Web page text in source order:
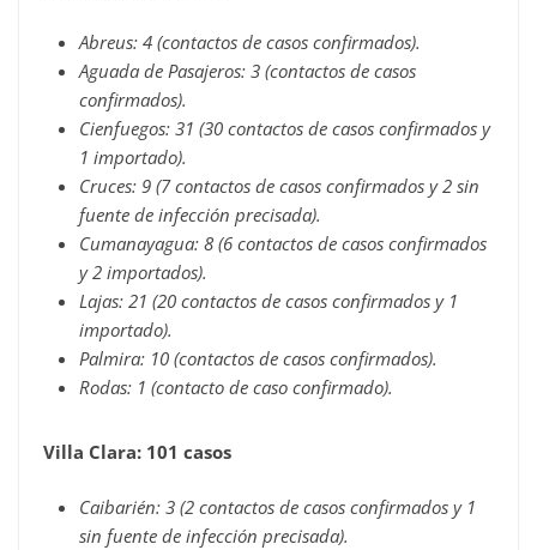
Abreus: 4 (contactos de casos confirmados).
Aguada de Pasajeros: 3 (contactos de casos
confirmados).
Cienfuegos: 31 (30 contactos de casos confirmados y
1 importado).
Cruces: 9 (7 contactos de casos confirmados y 2 sin
fuente de infección precisada).
Cumanayagua: 8 (6 contactos de casos confirmados
y 2 importados).
Lajas: 21 (20 contactos de casos confirmados y 1
importado).
Palmira: 10 (contactos de casos confirmados).
Rodas: 1 (contacto de caso confirmado).
Villa Clara: 101 casos
Caibarién: 3 (2 contactos de casos confirmados y 1
sin fuente de infección precisada).